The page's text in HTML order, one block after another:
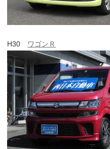
H30 ワゴンＲ